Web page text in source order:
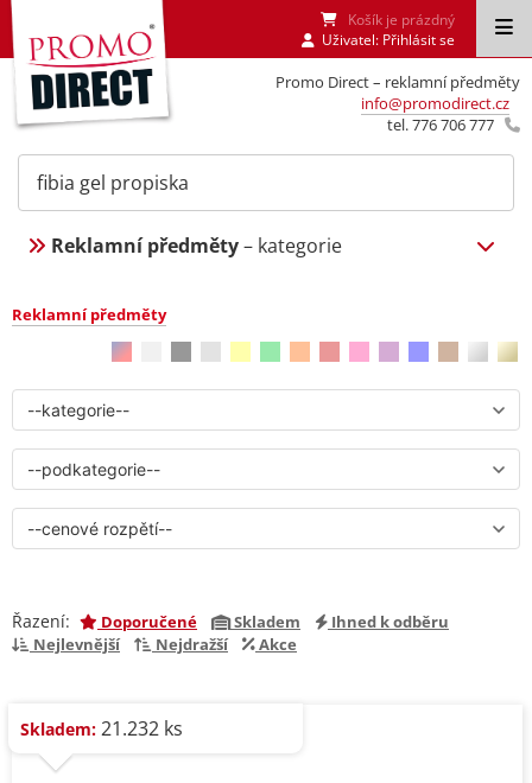
Promo Direct – reklamní předměty
info@promodirect.cz
tel. 776 706 777
Košík je prázdný
Uživatel: Přihlásit se
Reklamní předměty– kategorie
Reklamní předměty
Řazení: Doporučené Skladem
Ihned k odběru
Nejlevnější
Nejdražší Akce
Skladem: 21.232 ks